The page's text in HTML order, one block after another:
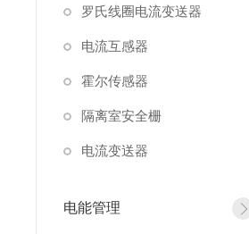
罗氏线圈电流变送器
电流互感器
霍尔传感器
隔离室安全栅
电流变送器
电能管理